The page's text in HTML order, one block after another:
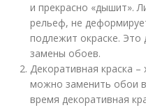
и прекрасно «дышит».
рельеф, не
подлежит окраске. Это
замены обоев.
Декоративная краска
можно заменить обои
время декоративная